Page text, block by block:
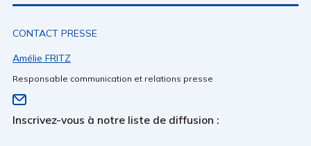
CONTACT PRESSE
Amélie FRITZ
Responsable communication et relations presse
Inscrivez-vous à notre liste de diffusion :